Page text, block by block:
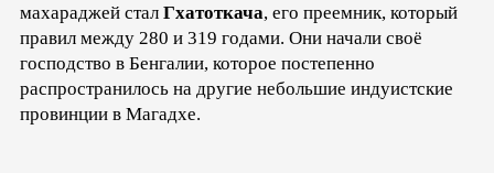
махараджей стал Гхатоткача, его преемник, который
правил между 280 и 319 годами. Они начали своё
господство в Бенгалии, которое постепенно
распространилось на другие небольшие индуистские
провинции в Магадхе.